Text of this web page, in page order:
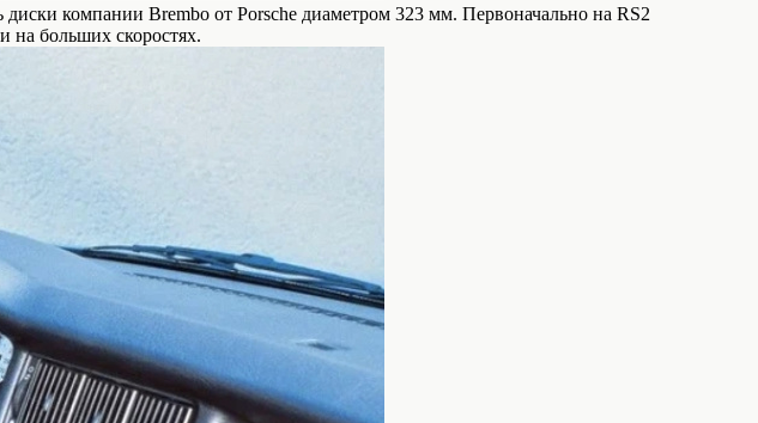
компании Brembo от Porsche диаметром 323 мм. Первоначально на RS2
на больших скоростях.